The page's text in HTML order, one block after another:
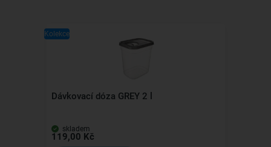
Kolekce
Dávkovací dóza GREY 2 l
skladem
119,00 Kč